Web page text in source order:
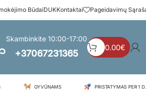
BūdaiDUKKontaktai Pageidavimų
Skambinkite 10:00-17:00
+37067231365
0.00€
GYVŪNAMS PRISTATYMAS PER 1